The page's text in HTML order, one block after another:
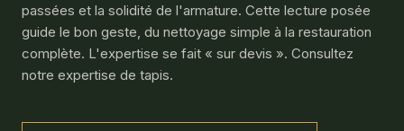
passées et la solidité de l'armature. Cette lecture posée
guide le bon geste, du nettoyage simple à la restauration
complète. L'expertise se fait « sur devis ». Consultez
notre expertise de tapis.